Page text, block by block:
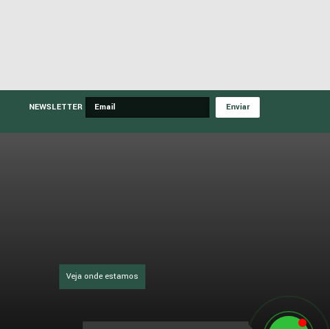
NEWSLETTER
Veja onde estamos